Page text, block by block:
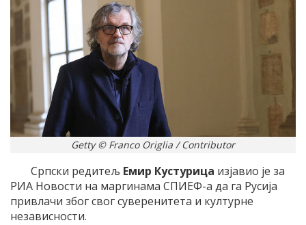
Getty © Franco Origlia / Contributor
Српски редитељ Емир Кустурица изјавио је за
РИА Новости на маргинама СПИЕФ-а да га Русија
привлачи због свог суверенитета и културне
независности.